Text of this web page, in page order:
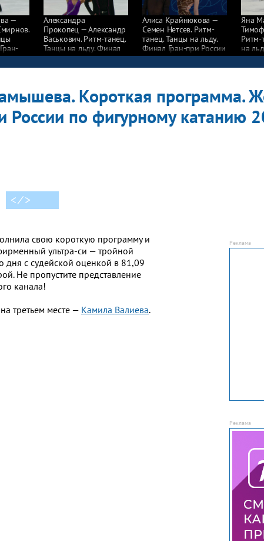
—
Александра
Прокопец — Александр
Васькович. Ритм-танец.
Танцы на льду. Финал
Гран-при России
по фигурному катанию
Алиса Крайнюкова —
Семен Нетсев. Ритм-
танец. Танцы на льду.
Финал Гран-при России
по фигурному катанию
2022/23
Яна
Ритм-
на
при
по
Короткая программа.
России по фигурному катанию
< ⁄ >
свою короткую программу и
ультра-си — тройной
дня с судейской оценкой в 81,09
Не пропустите представление
канала!
третьем месте — Камила Валиева.